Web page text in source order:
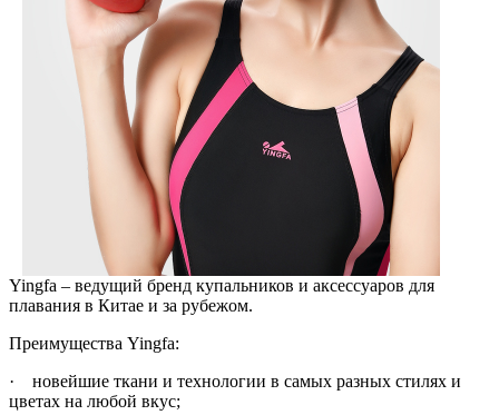
Yingfa – ведущий бренд купальников и аксессуаров для
плавания в Китае и за рубежом.
Преимущества Yingfa:
· новейшие ткани и технологии в самых разных стилях и
цветах на любой вкус;